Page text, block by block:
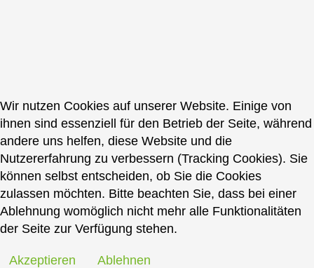
Wir nutzen Cookies auf unserer Website. Einige von
ihnen sind essenziell für den Betrieb der Seite, während
andere uns helfen, diese Website und die
Nutzererfahrung zu verbessern (Tracking Cookies). Sie
können selbst entscheiden, ob Sie die Cookies
zulassen möchten. Bitte beachten Sie, dass bei einer
Ablehnung womöglich nicht mehr alle Funktionalitäten
der Seite zur Verfügung stehen.
Akzeptieren
Ablehnen